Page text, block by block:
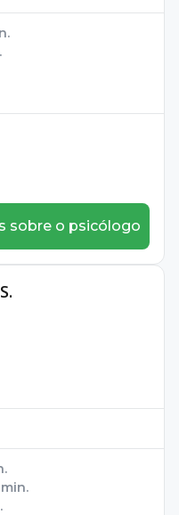
sobre o psicólogo